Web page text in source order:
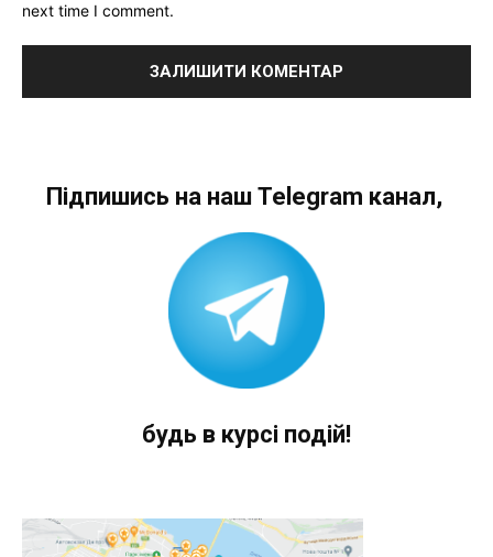
next time I comment.
Підпишись на наш Telegram канал,
будь в курсі подій!